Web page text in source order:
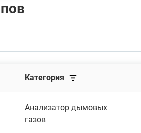
Категория
Анализатор дымовых
газов